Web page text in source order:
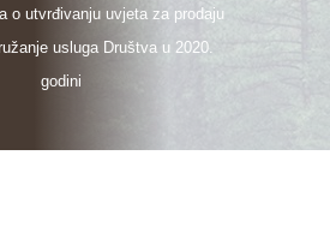
o utvrđivanju uvjeta za prodaju
usluga Društva u 2020.
godini